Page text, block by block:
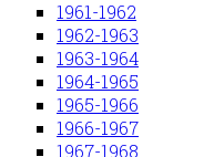
1961-1962
1962-1963
1963-1964
1964-1965
1965-1966
1966-1967
1967-1968